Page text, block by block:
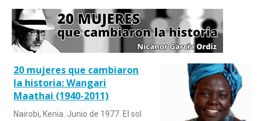
20 mujeres que cambiaron
la historia: Wangari
Maathai (1940-2011)
Nairobi, Kenia. Junio de 1977. El sol